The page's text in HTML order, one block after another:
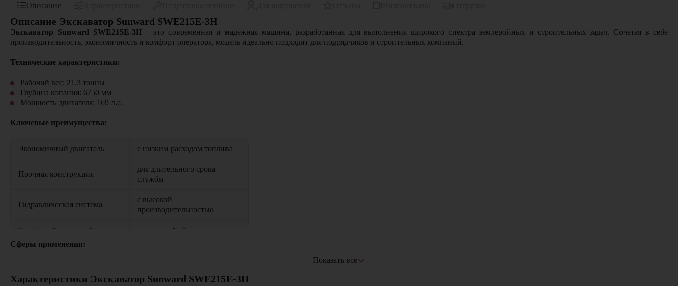
Описание
Описание Экскаватор Sunward SWE215E-3H
Экскаватор Sunward SWE215E-3H– это современная и надежная машина, разработанная для выполнения широкого спектра землеройных и строительных задач. Сочетая в себе
производительность, экономичность и комфорт оператора, модель идеально подходит для подрядчиков и строительных компаний.
Технические характеристики:
Рабочий вес: 21.3 тонны
Глубина копания: 6750 мм
Мощность двигателя: 169 л.с.
Ключевые преимущества:
Экономичный двигатель с низким расходом топлива
Прочная конструкция
для длительного срока
службы
Гидравлическая система
с высокой
производительностью
Комфортабельная кабина с отличной обзорностью
Сферы применения:
Дорожные работы: планировка, создание насыпей
Коммунальное хозяйство: работы в городской черте
Показать все
Характеристики Экскаватор Sunward SWE215E-3H